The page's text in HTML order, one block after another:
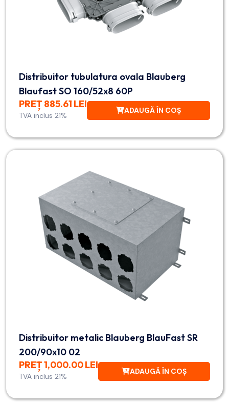
Distribuitor tubulatura ovala Blauberg
Blaufast SO 160/52x8 60P
PREȚ 885.61 LEI
TVA inclus 21%
ADAUGĂ ÎN COȘ
Distribuitor metalic Blauberg BlauFast SR
200/90x10 02
PREȚ 1,000.00 LEI
TVA inclus 21%
ADAUGĂ ÎN COȘ